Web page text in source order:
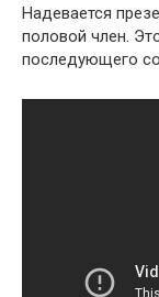
Надевается
половой член.
последующего